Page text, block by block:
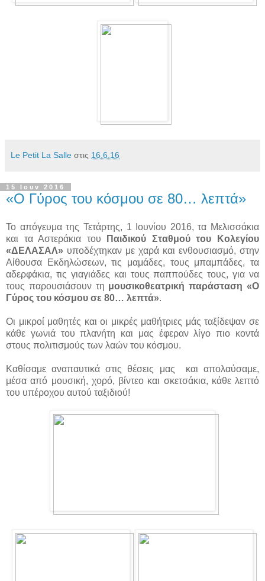
Le Petit La Salle στις 16.6.16
15 Ιουν 2016
«Ο Γύρος του κόσμου σε 80… λεπτά»
Το απόγευμα της Τετάρτης, 1 Ιουνίου 2016, τα Μελισσάκια
και τα Αστεράκια του
Παιδικού Σταθμού του Κολεγίου
«ΔΕΛΑΣΑΛ» υποδέχτηκαν με χαρά και ενθουσιασμό, στην
Αίθουσα Εκδηλώσεων, τις μαμάδες, τους μπαμπάδες, τα
αδερφάκια, τις γιαγιάδες και τους παππούδες τους, για να
τους παρουσιάσουν τη μουσικοθεατρική παράσταση «Ο
Γύρος του κόσμου σε 80… λεπτά».
Οι μικροί μαθητές και οι μικρές μαθήτριες μάς ταξίδεψαν σε
κάθε γωνιά του πλανήτη και μας έφεραν λίγο πιο κοντά
στους πολιτισμούς των λαών του κόσμου.
Καθίσαμε αναπαυτικά στις θέσεις μας και απολαύσαμε,
μέσα από μουσική, χορό, βίντεο και σκετσάκια, κάθε λεπτό
του υπέροχου αυτού ταξιδιού!